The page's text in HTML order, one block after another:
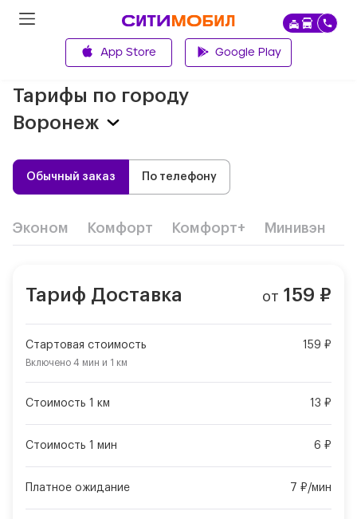
App Store Google Play
Тарифы по городу
Воронеж
Обычный заказ По телефону
Эконом Комфорт Комфорт+ Минивэн
Тариф Доставка от 159 ₽
Стартовая стоимость 159 ₽
Включено 4 мин и 1 км
Стоимость 1 км 13 ₽
Стоимость 1 мин 6 ₽
Платное ожидание 7 ₽/мин